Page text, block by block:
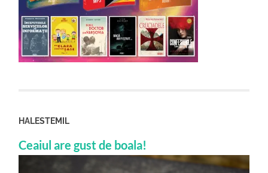
HALESTEMIL
Ceaiul are gust de boala!